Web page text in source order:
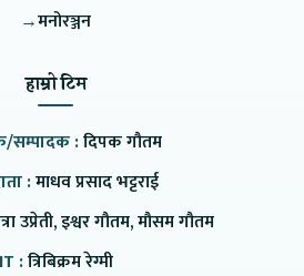
→मनोरञ्जन
हाम्रो टिम
:दिपक गौतम
:माधव प्रसाद भट्टराई
उप्रेती, इश्वर गौतम, मौसम गौतम
IT :त्रिबिक्रम रेग्मी